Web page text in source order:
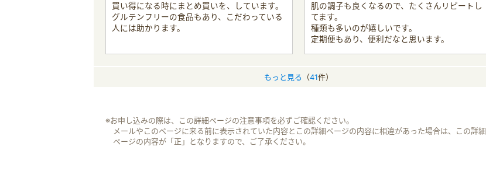
買い得になる時にまとめ買いを、しています。
グルテンフリーの食品もあり、こだわっている
人には助かります。
肌の調子も良くなるので、たくさんリピートし
てます。
種類も多いのが嬉しいです。
定期便もあり、便利だなと思います。
もっと見る （41件）
※お申し込みの際は、この詳細ページの注意事項を必ずご確認ください。
メールやこのページに来る前に表示されていた内容とこの詳細ページの内容に相違があった場合は、この詳細
ページの内容が「正」となりますので、ご了承ください。